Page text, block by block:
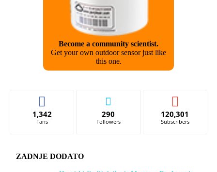
Become a community scientist.
Get your own outdoor sensor just like
this one.
1,342
Fans
290
Followers
120,301
Subscribers
ZADNJE DODATO